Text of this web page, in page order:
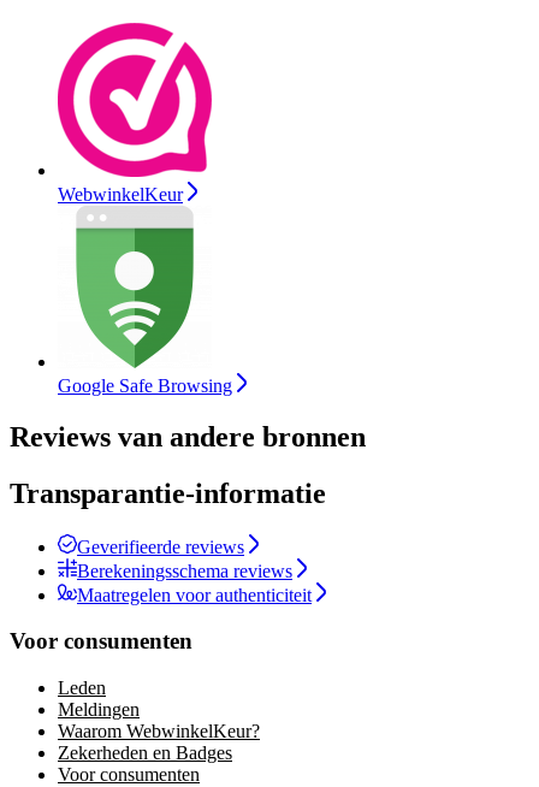
WebwinkelKeur
Google Safe Browsing
Reviews van andere bronnen
Transparantie-informatie
Geverifieerde reviews
Berekeningsschema reviews
Maatregelen voor authenticiteit
Voor consumenten
Leden
Meldingen
Waarom WebwinkelKeur?
Zekerheden en Badges
Voor consumenten